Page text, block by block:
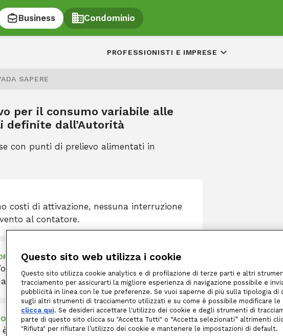
Business Condominio
PROFESSIONISTI E IMPRESE
DA SAPERE
per il consumo variabile alle
definite dall’Autorità
con punti di prelievo alimentati in
costi di attivazione, nessuna interruzione
al contatore.
sono definite dall’Autorità di settore,
Edison Energia.
VARIABILE AGGIORNATO OGNI MESE
composto da una spesa variabile,
Questo sito web utilizza i cookie
Questo sito utilizza cookie analytics e di profilazione di terze parti e altri
tracciamento per assicurarti la migliore esperienza di navigazione possibile e
pubblicità in linea con le tue preferenze. Se vuoi saperne di più sulla tipologia di
sugli altri strumenti di tracciamento utilizzati e su come è possibile modificare le
clicca qui. Se desideri accettare l'utilizzo dei cookie e degli strumenti di
parte di questo sito clicca su "Accetta Tutti" o “Accetta selezionati” altrimenti
"Rifiuta" per rifiutare l’utilizzo dei cookie e mantenere le impostazioni di default.